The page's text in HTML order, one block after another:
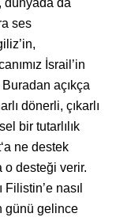
ses
İsrail’in
açıkça
dönerli, çıkarlı
bir tutarlılık
ne destek
o desteği verir.
nasıl
günü gelince